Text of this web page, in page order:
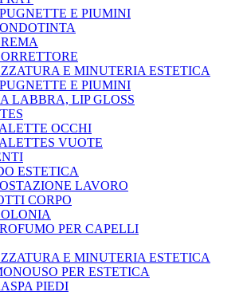
E PIUMINI
E MINUTERIA ESTETICA
E PIUMINI
LABBRA, LIP GLOSS
OCCHI
VUOTE
ESTETICA
LAVORO
CORPO
PER CAPELLI
E MINUTERIA ESTETICA
PER ESTETICA
PIEDI